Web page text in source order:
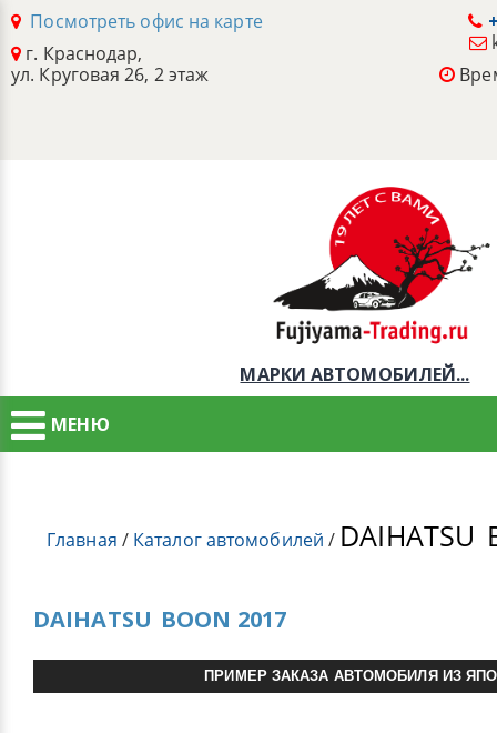
Посмотреть офис на карте
г. Краснодар,
ул. Круговая 26, 2 этаж
МАРКИ АВТОМОБИЛЕЙ...
МЕНЮ
Главная / Каталог автомобилей / DAIHATSU
DAIHATSU BOON 2017
ПРИМЕР ЗАКАЗА АВТОМОБИЛЯ ИЗ